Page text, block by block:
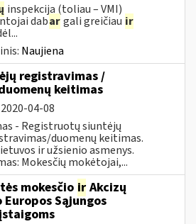
inspekcija (toliau – VMI)
dabargali greičiau ir
Naujiena
registravimas /
keitimas
2020-04-08
- Registruotų siuntėjų
duomenų keitimas.
ir užsienio asmenys.
Mokesčių mokėtojai,...
mokesčio ir Akcizų
Sąjungos
įstaigoms